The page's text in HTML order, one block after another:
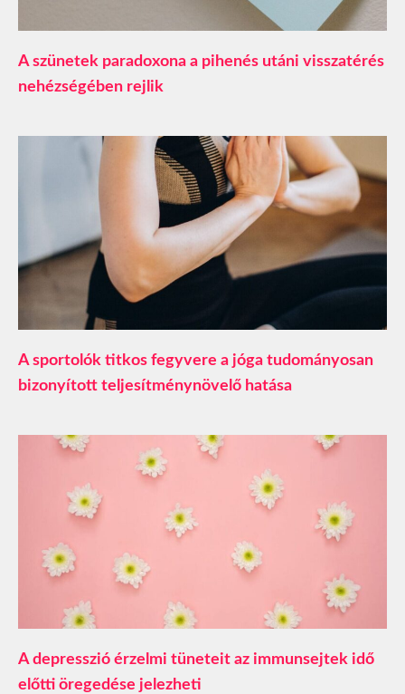
A szünetek paradoxona a pihenés utáni visszatérés
nehézségében rejlik
A sportolók titkos fegyvere a jóga tudományosan
bizonyított teljesítménynövelő hatása
A depresszió érzelmi tüneteit az immunsejtek idő
előtti öregedése jelezheti